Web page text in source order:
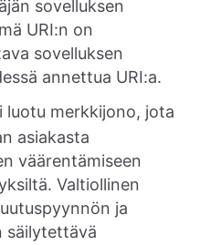
sovelluksen
URI:n on
sovelluksen
annettua URI:a.
luotu merkkijono, jota
asiakasta
väärentämiseen
Valtiollinen
ja
säilytettävä